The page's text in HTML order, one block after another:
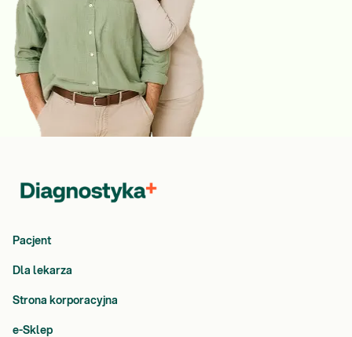
Pacjent
Dla lekarza
Strona korporacyjna
e-Sklep